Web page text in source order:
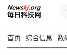
首页 综合信息 数